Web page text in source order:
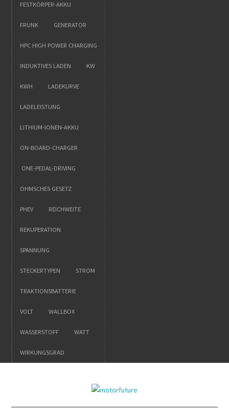
FESTKÖRPER-AKKU
FRUNK GENERATOR
HPC HIGH POWER CHARGING
INDUKTIVES LADEN KW
KWH LADEKURVE
LADELEISTUNG
LITHIUM-IONEN-AKKU
ON-BOARD-CHARGER
ONE-PEDAL-DRIVING
OHMSCHES GESETZ
PHEV REICHWEITE
REKUPERATION
SPANNUNG
STECKERTYPEN STROM
TRAKTIONSBATTERIE
VOLT WALLBOX
WASSERSTOFF WATT
WIRKUNGSGRAD